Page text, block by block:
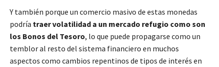
Y también porque un comercio masivo de estas monedas
podría traer volatilidad a un mercado refugio como son
los Bonos del Tesoro, lo que puede propagarse como un
temblor al resto del sistema financiero en muchos
aspectos como cambios repentinos de tipos de interés en